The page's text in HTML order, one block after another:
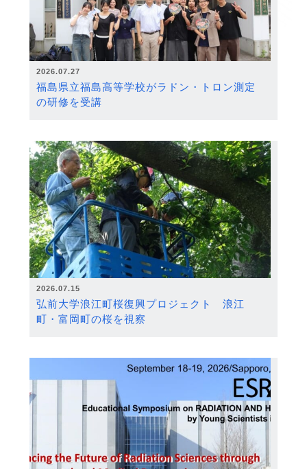
2026.07.27
福島県立福島高等学校がラドン・トロン測定
の研修を受講
2026.07.15
弘前大学浪江町桜復興プロジェクト 浪江
町・富岡町の桜を視察